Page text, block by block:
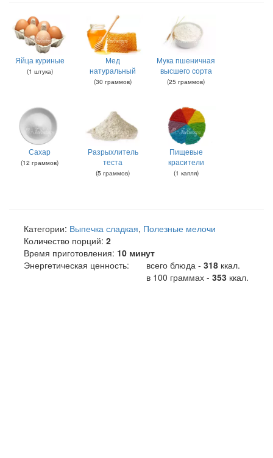
Яйца куриные
(1 штука)
Мед
натуральный
(30 граммов)
Мука пшеничная
высшего сорта
(25 граммов)
Сахар
(12 граммов)
Разрыхлитель
теста
(5 граммов)
Пищевые
красители
(1 капля)
Категории: Выпечка сладкая, Полезные мелочи
Количество порций: 2
Время приготовления: 10 минут
Энергетическая ценность:
всего блюда - 318 ккал.
в 100 граммах - 353 ккал.